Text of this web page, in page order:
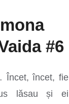
#6
Încet, încet, fie
lăsau și ei